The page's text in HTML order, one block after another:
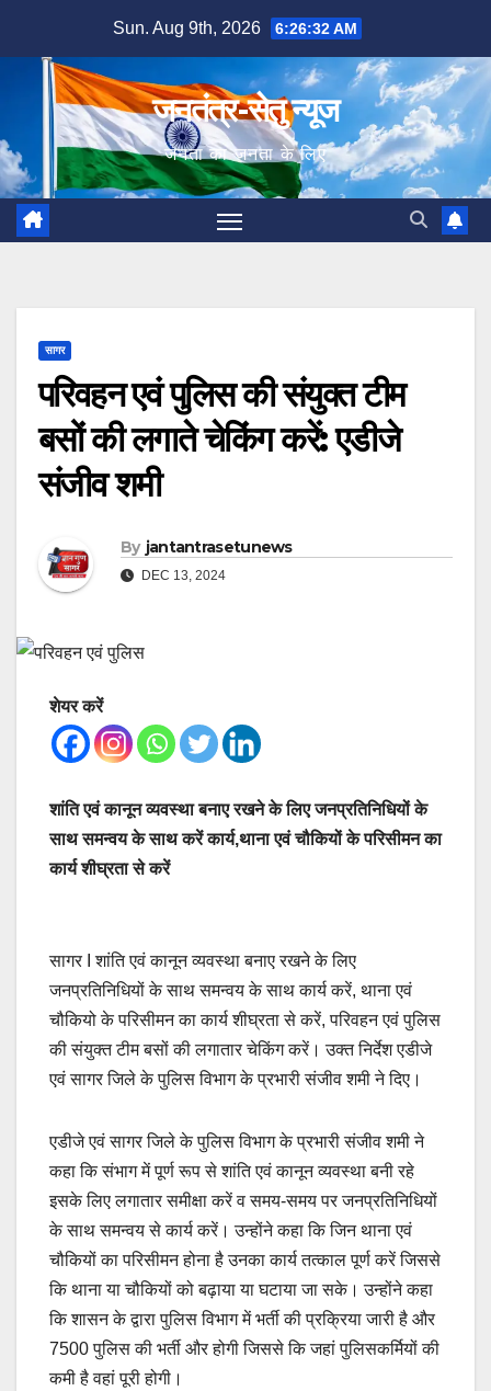
content
Sun. Aug 9th, 2026 6:26:33 AM
जनतंत्र-सेतु न्यूज
जनता का जनता के लिए
सागर
परिवहन एवं पुलिस की संयुक्त टीम
बसों की लगाते चेकिंग करें: एडीजे
संजीव शमी
By jantantrasetunews
DEC 13, 2024
शेयर करें
शांति एवं कानून व्यवस्था बनाए रखने के लिए जनप्रतिनिधियों के
साथ समन्वय के साथ करें कार्य,थाना एवं चौकियों के परिसीमन का
कार्य शीघ्रता से करें
सागर I शांति एवं कानून व्यवस्था बनाए रखने के लिए
जनप्रतिनिधियों के साथ समन्वय के साथ कार्य करें, थाना एवं
चौकियो के परिसीमन का कार्य शीघ्रता से करें, परिवहन एवं पुलिस
की संयुक्त टीम बसों की लगातार चेकिंग करें। उक्त निर्देश एडीजे
एवं सागर जिले के पुलिस विभाग के प्रभारी संजीव शमी ने दिए।
एडीजे एवं सागर जिले के पुलिस विभाग के प्रभारी संजीव शमी ने
कहा कि संभाग में पूर्ण रूप से शांति एवं कानून व्यवस्था बनी रहे
इसके लिए लगातार समीक्षा करें व समय-समय पर जनप्रतिनिधियों
के साथ समन्वय से कार्य करें। उन्होंने कहा कि जिन थाना एवं
चौकियों का परिसीमन होना है उनका कार्य तत्काल पूर्ण करें जिससे
कि थाना या चौकियों को बढ़ाया या घटाया जा सके। उन्होंने कहा
कि शासन के द्वारा पुलिस विभाग में भर्ती की प्रक्रिया जारी है और
7500 पुलिस की भर्ती और होगी जिससे कि जहां पुलिसकर्मियों की
कमी है वहां पूरी होगी।